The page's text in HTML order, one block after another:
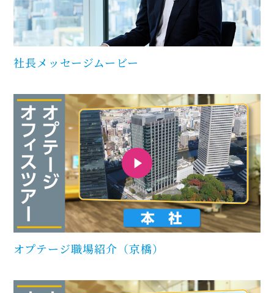
社長メッセージムービー
オプテージ職場紹介（京橋）